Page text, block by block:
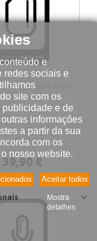
e
redes sociais e
site com os
e de
informações
a partir da sua
com os
nosso website.
Aceitar todos
Mostra
detalhes
leitor SIM Xiaomi Redmi
5 Plus
39,90 €